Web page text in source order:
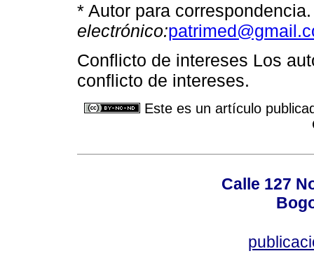
* Autor para
electrónico:
Conflicto de intereses Los
conflicto de intereses.
Este es un artículo
Calle 127